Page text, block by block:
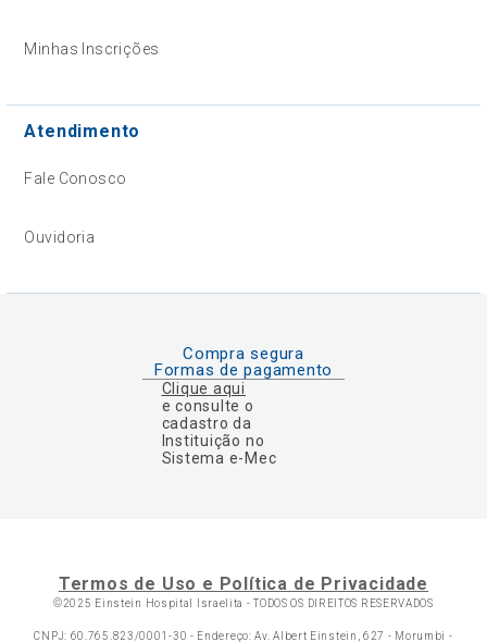
Minhas Inscrições
Atendimento
Fale Conosco
Ouvidoria
Compra segura
Formas de pagamento
Clique aqui
e consulte o
cadastro da
Instituição no
Sistema e-Mec
Termos de Uso e Política de Privacidade
©2025 Einstein Hospital Israelita -TODOS OS DIREITOS RESERVADOS
CNPJ: 60.765.823/0001-30 - Endereço: Av. Albert Einstein, 627 - Morumbi -